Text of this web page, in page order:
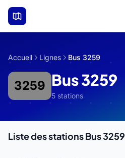
Aller au contenu principal
Accueil Lignes Bus 3259
3259 Bus 3259
5 stations
Liste des stations Bus 3259